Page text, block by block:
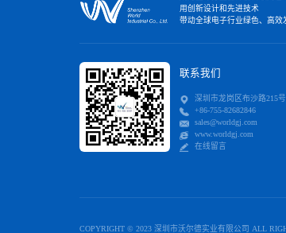
用创新设计和先进技术
带动全球电子行业绿色、高效
联系我们
深圳市龙岗区布沙路215
+86-755-82682846
sales@worldgj.com
www.worldgj.com
在线留言
COPYRIGHT © 2023 深圳市沃尔德实业有限公司 ALL